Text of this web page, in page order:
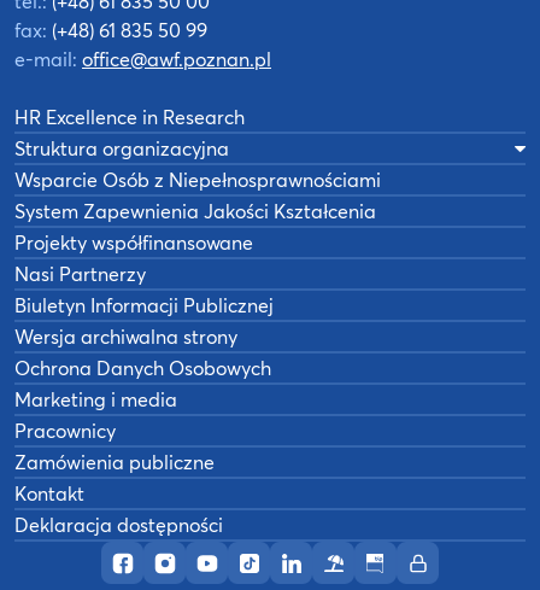
Profil AWF Poznań w serwisie Facebook
Profil AWF Poznań w serwisie Instagram
Profil AWF Poznań w serwisie YouTube
Profil AWF Poznań w serwisie
Profil AWF Poznań w
OśrodekBiuletynIntranet
fax: (+48) 61 835 50 99
e-mail: office@awf.poznan.pl
HR Excellence in Research
Struktura organizacyjna
Wsparcie Osób z Niepełnosprawnościami
System Zapewnienia Jakości Kształcenia
Projekty współfinansowane
Nasi Partnerzy
Biuletyn Informacji Publicznej
Wersja archiwalna strony
Ochrona Danych Osobowych
Marketing i media
Pracownicy
Zamówienia publiczne
Kontakt
Deklaracja dostępności